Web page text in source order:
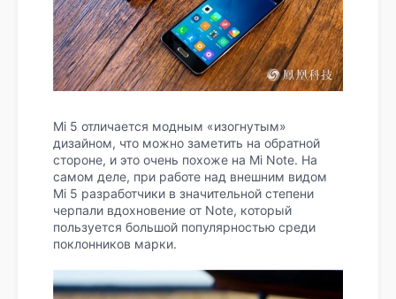
Mi 5 отличается модным «изогнутым»
дизайном, что можно заметить на обратной
стороне, и это очень похоже на Mi Note. На
самом деле, при работе над внешним видом
Mi 5 разработчики в значительной степени
черпали вдохновение от Note, который
пользуется большой популярностью среди
поклонников марки.